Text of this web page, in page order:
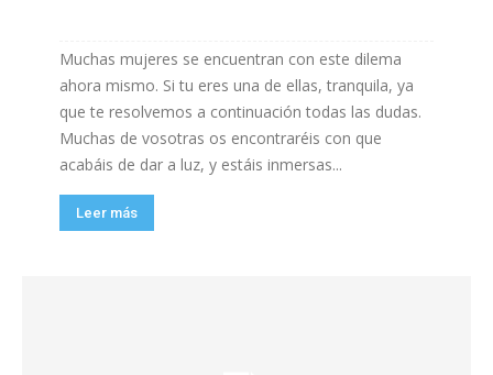
Muchas mujeres se encuentran con este dilema
ahora mismo. Si tu eres una de ellas, tranquila, ya
que te resolvemos a continuación todas las dudas.
Muchas de vosotras os encontraréis con que
acabáis de dar a luz, y estáis inmersas...
Leer más